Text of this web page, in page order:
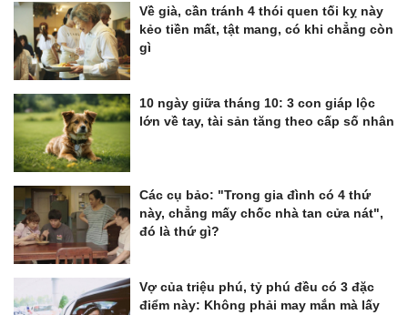
Về già, cần tránh 4 thói quen tối kỵ này
kẻo tiền mất, tật mang, có khi chẳng còn
gì
10 ngày giữa tháng 10: 3 con giáp lộc
lớn về tay, tài sản tăng theo cấp số nhân
Các cụ bảo: "Trong gia đình có 4 thứ
này, chẳng mấy chốc nhà tan cửa nát",
đó là thứ gì?
Vợ của triệu phú, tỷ phú đều có 3 đặc
điểm này: Không phải may mắn mà lấy